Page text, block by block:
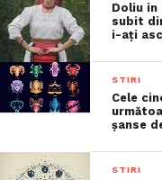
Doliu in
subit
i-ați
STIRI
Cele
șanse
STIRI